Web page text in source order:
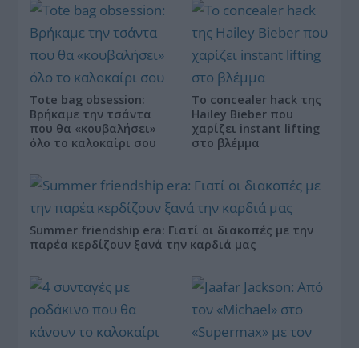
Tote bag obsession:
Βρήκαμε την τσάντα
που θα «κουβαλήσει»
όλο το καλοκαίρι σου
Το concealer hack της
Hailey Bieber που
χαρίζει instant lifting
στο βλέμμα
Summer friendship era: Γιατί οι διακοπές με την
παρέα κερδίζουν ξανά την καρδιά μας